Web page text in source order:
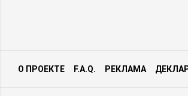
О ПРОЕКТЕ F.A.Q. РЕКЛАМА